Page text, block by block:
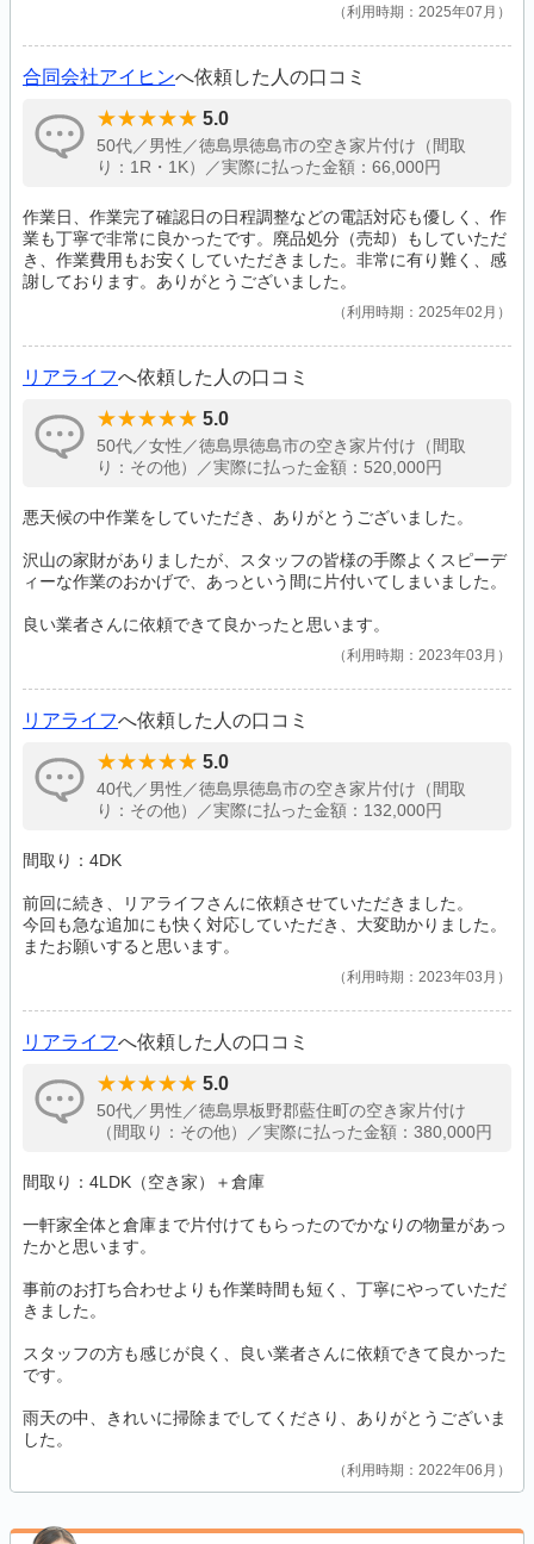
利用時期：2025年07月
合同会社アイヒンへ依頼した人の口コミ
5.0
50代／男性／徳島県徳島市の空き家片付け（間取
り：1R・1K）／実際に払った金額：66,000円
作業日、作業完了確認日の日程調整などの電話対応も優しく、作
業も丁寧で非常に良かったです。廃品処分（売却）もしていただ
き、作業費用もお安くしていただきました。非常に有り難く、感
謝しております。ありがとうございました。
利用時期：2025年02月
リアライフへ依頼した人の口コミ
5.0
50代／女性／徳島県徳島市の空き家片付け（間取
り：その他）／実際に払った金額：520,000円
悪天候の中作業をしていただき、ありがとうございました。
沢山の家財がありましたが、スタッフの皆様の手際よくスピーデ
ィーな作業のおかげで、あっという間に片付いてしまいました。
良い業者さんに依頼できて良かったと思います。
利用時期：2023年03月
リアライフへ依頼した人の口コミ
5.0
40代／男性／徳島県徳島市の空き家片付け（間取
り：その他）／実際に払った金額：132,000円
間取り：4DK
前回に続き、リアライフさんに依頼させていただきました。
今回も急な追加にも快く対応していただき、大変助かりました。
またお願いすると思います。
利用時期：2023年03月
リアライフへ依頼した人の口コミ
5.0
50代／男性／徳島県板野郡藍住町の空き家片付け
（間取り：その他）／実際に払った金額：380,000円
間取り：4LDK（空き家）＋倉庫
一軒家全体と倉庫まで片付けてもらったのでかなりの物量があっ
たかと思います。
事前のお打ち合わせよりも作業時間も短く、丁寧にやっていただ
きました。
スタッフの方も感じが良く、良い業者さんに依頼できて良かった
です。
雨天の中、きれいに掃除までしてくださり、ありがとうございま
した。
利用時期：2022年06月